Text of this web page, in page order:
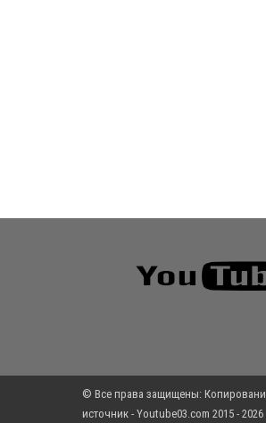
© Все права защищены:
источник - Youtube03.com 2015 - 2026 .